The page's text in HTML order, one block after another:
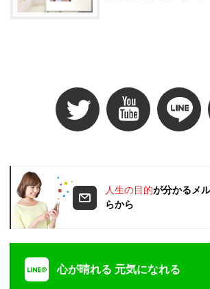
人生の目的が分かるメ
らから
心が晴れる 元気になれる